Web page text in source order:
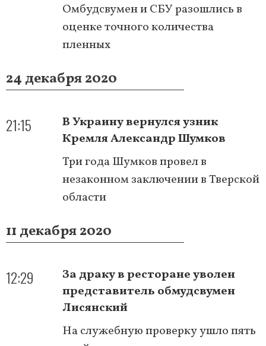
Омбудсвумен и СБУ разошлись в
оценке точного количества
пленных
24 декабря 2020
21:15
В Украину вернулся узник
Кремля Александр Шумков
Три года Шумков провел в
незаконном заключении в Тверской
области
11 декабря 2020
12:29
За драку в ресторане уволен
представитель обмудсвумен
Лисянский
На служебную проверку ушло пять